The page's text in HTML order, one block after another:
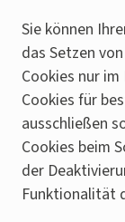
Sie können
das Setzen
Cookies nur
Cookies für
ausschließen
Cookies beim
der
Funktionalität